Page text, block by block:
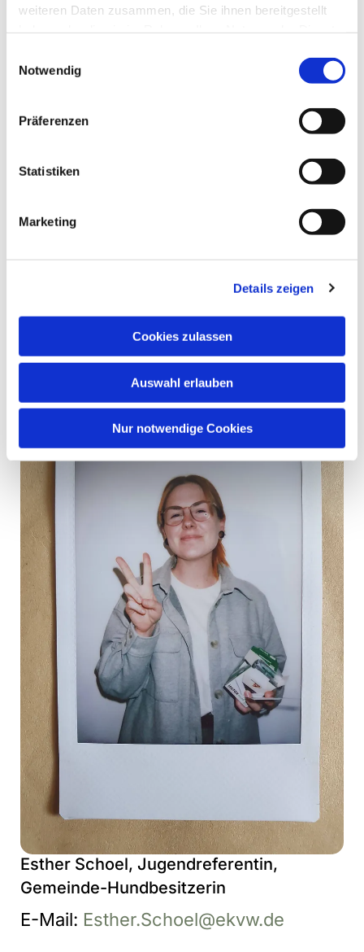
weiteren Daten zusammen, die Sie ihnen bereitgestellt
Notwendig
Präferenzen
Statistiken
Marketing
Details zeigen
Cookies zulassen
Auswahl erlauben
Nur notwendige Cookies
Lysop,
Gemeinde-Hund
Esther Schoel, Jugendreferentin,
Gemeinde-Hundbesitzerin
E-Mail: Esther.Schoel@ekvw.de